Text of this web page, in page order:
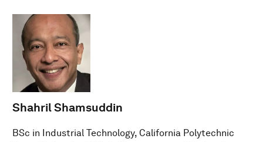
Shahril Shamsuddin
BSc in Industrial Technology, California Polytechnic